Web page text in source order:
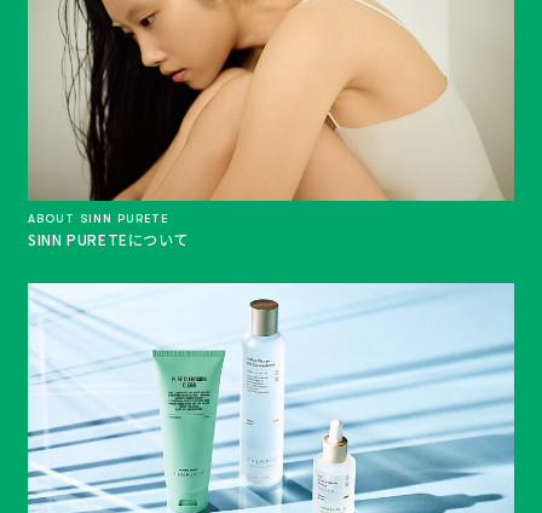
ABOUT SINN PURETE
SINN PURETEについて